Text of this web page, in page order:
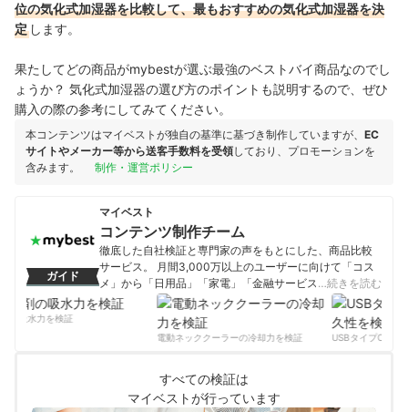
位の気化式加湿器を比較して、最もおすすめの気化式加湿器を決
定 します。
果たしてどの商品がmybestが選ぶ最強のベストバイ商品なのでし
ょうか？ 気化式加湿器の選び方のポイントも説明するので、ぜひ
購入の際の参考にしてみてください。
本コンテンツはマイベストが独自の基準に基づき制作していますが、 EC
サイトやメーカー等から送客手数料を受領しており、プロモーションを
含みます。
制作・運営ポリシー
ガイド
マイベスト
コンテンツ制作チーム
徹底した自社検証と専門家の声をもとにした、商品比較
サービス。 月間3,000万以上のユーザーに向けて「コス
メ」から「日用品」「家電」「金融サービス」まで、ベ
ストな商品を選んでもらうために、毎日コンテンツを制
コンテンツ制作チームのプロフィール
…続きを読む
吸水力を検証
電動ネッククーラーの冷却力を検証
USBタイプCケー
すべての検証は
マイベストが行っています